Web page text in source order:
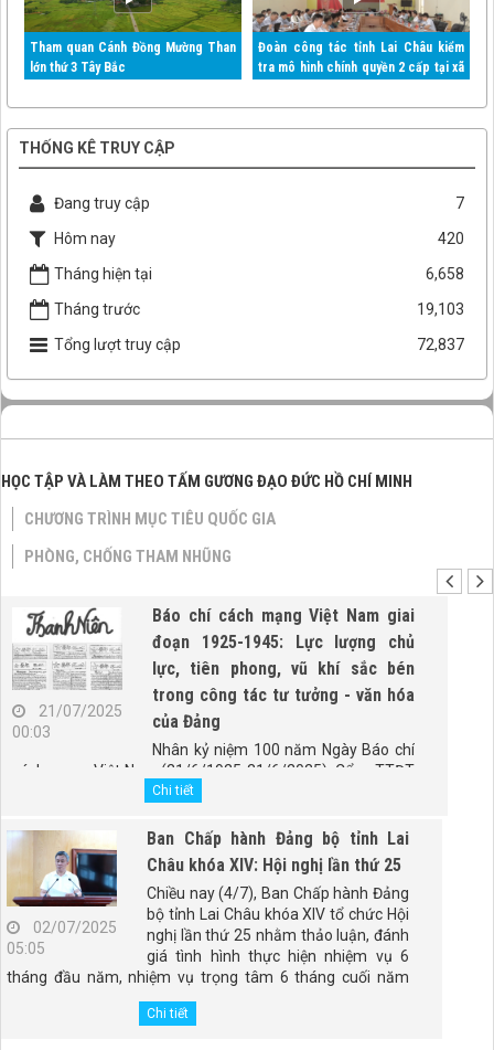
Tham quan Cánh Đồng Mường Than
lớn thứ 3 Tây Bắc
Đoàn công tác tỉnh Lai Châu kiểm
tra mô hình chính quyền 2 cấp tại xã
THỐNG KÊ TRUY CẬP
Đang truy cập
7
Hôm nay
420
Tháng hiện tại
6,658
Tháng trước
19,103
Tổng lượt truy cập
72,837
HỌC TẬP VÀ LÀM THEO TẤM GƯƠNG ĐẠO ĐỨC HỒ CHÍ MINH
CHƯƠNG TRÌNH MỤC TIÊU QUỐC GIA
PHÒNG, CHỐNG THAM NHŨNG
21/07/2025
00:03
Báo chí cách mạng Việt Nam giai
đoạn 1925-1945: Lực lượng chủ
lực, tiên phong, vũ khí sắc bén
trong công tác tư tưởng - văn hóa
của Đảng
Nhân kỷ niệm 100 năm Ngày Báo chí
cách mạng Việt Nam (21/6/1925-21/6/2025), Cổng TTĐT
Chính phủ trân trọng giới thiệu bài viết "Báo chí cách mạng
phong, vũ khí sắc bén trong công tác tư tưởng - văn hóa
của Đảng" của PGS.TS. Đào Duy Quát, nguyên Phó trưởng
Ban Thường trực Ban Tư tưởng - Văn hóa Trung ương
(nay là Ban Tuyên giáo và Dân vận Trung ương).
Chi tiết
02/07/2025
05:05
Ban Chấp hành Đảng bộ tỉnh Lai
Châu khóa XIV: Hội nghị lần thứ 25
Chiều nay (4/7), Ban Chấp hành Đảng
bộ tỉnh Lai Châu khóa XIV tổ chức Hội
nghị lần thứ 25 nhằm thảo luận, đánh
giá tình hình thực hiện nhiệm vụ 6
tháng đầu năm, nhiệm vụ trọng tâm 6 tháng cuối năm
ngày 28/4/2021 của Ban Chấp hành Đảng bộ tỉnh. Đồng
Chi tiết